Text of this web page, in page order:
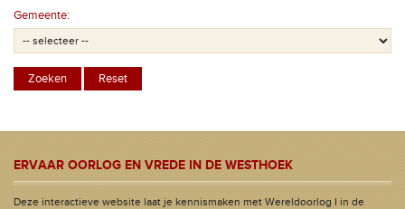
Gemeente:
ERVAAR OORLOG EN VREDE IN DE WESTHOEK
Deze interactieve website laat je kennismaken met Wereldoorlog I in de